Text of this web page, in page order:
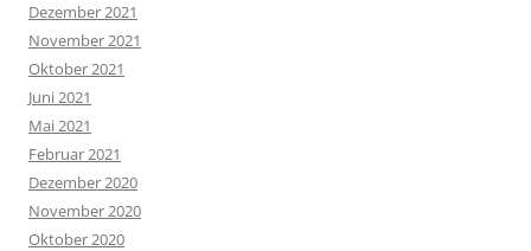
Dezember 2021
November 2021
Oktober 2021
Juni 2021
Mai 2021
Februar 2021
Dezember 2020
November 2020
Oktober 2020